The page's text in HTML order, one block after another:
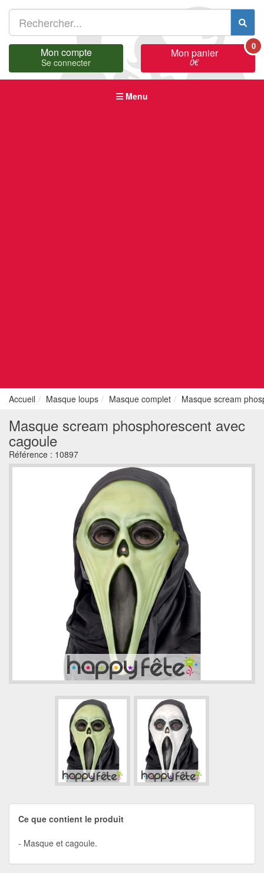
Mon compte
Se connecter
Mon panier
0€
0
Menu
Accueil Masque loups Masque complet Masque scream
Masque scream phosphorescent avec
cagoule
Référence : 10897
Ce que contient le produit
Masque et cagoule.